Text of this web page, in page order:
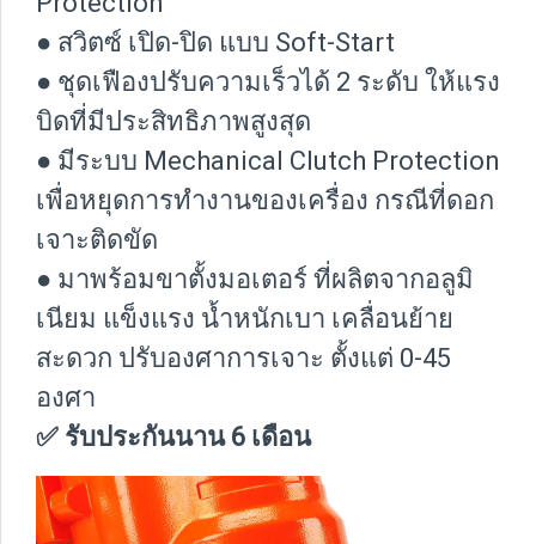
● สวิตซ์ เปิด-ปิด แบบ Soft-Start
● ชุดเฟืองปรับความเร็วได้ 2 ระดับ ให้แรง
บิดที่มีประสิทธิภาพสูงสุด
● มีระบบ Mechanical Clutch Protection
เพื่อหยุดการทำงานของเครื่อง กรณีที่ดอก
เจาะติดขัด
● มาพร้อมขาตั้งมอเตอร์ ที่ผลิตจากอลูมิ
เนียม แข็งแรง น้ำหนักเบา เคลื่อนย้าย
สะดวก ปรับองศาการเจาะ ตั้งแต่ 0-45
องศา
✅ รับประกันนาน 6 เดือน